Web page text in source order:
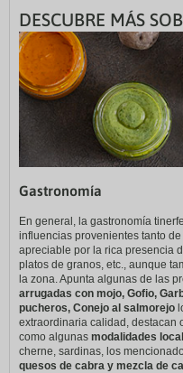
DESCUBRE MÁS
Gastronomía
En general, la gastronomía
influencias provenientes tanto
apreciable por la rica presencia
platos de granos, etc., aunque
la zona. Apunta algunas de las
arrugadas con mojo, Gofio,
pucheros, Conejo al salmorejo
extraordinaria calidad, destacan
como algunas modalidades
cherne, sardinas, los
quesos de cabra y mezcla de